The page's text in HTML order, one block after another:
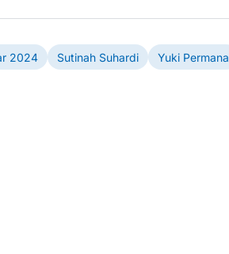
2024 Sutinah Suhardi Yuki Permana